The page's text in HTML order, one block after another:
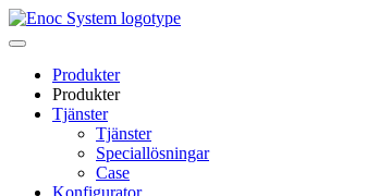
Skip
to
Produkter
Produkter
Tjänster
Tjänster
Speciallösningar
Case
Konfigurator